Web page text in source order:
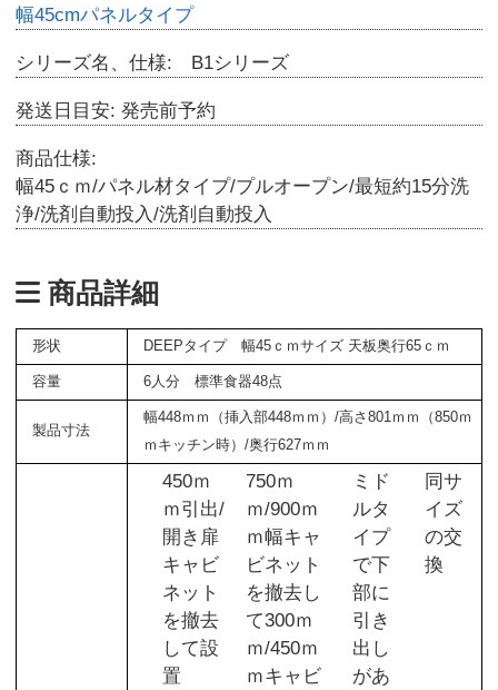
幅45cmパネルタイプ
シリーズ名、仕様: B1シリーズ
発送日目安: 発売前予約
商品仕様:
幅45ｃｍ/パネル材タイプ/プルオープン/最短約15分洗
浄/洗剤自動投入/洗剤自動投入
商品詳細
形状 DEEPタイプ 幅45ｃｍサイズ 天板奥行65ｃｍ
容量 6人分 標準食器48点
製品寸法
幅448ｍｍ（挿入部448ｍｍ）/高さ801ｍｍ（850ｍ
ｍキッチン時）/奥行627ｍｍ
450ｍ
ｍ引出/
開き扉
キャビ
ネット
を撤去
して設
置
750ｍ
ｍ/900ｍ
ｍ幅キャ
ビネット
を撤去し
て300ｍ
ｍ/450ｍ
ｍキャビ
ミド
ルタ
イプ
で下
部に
引き
出し
があ
同サ
イズ
の交
換